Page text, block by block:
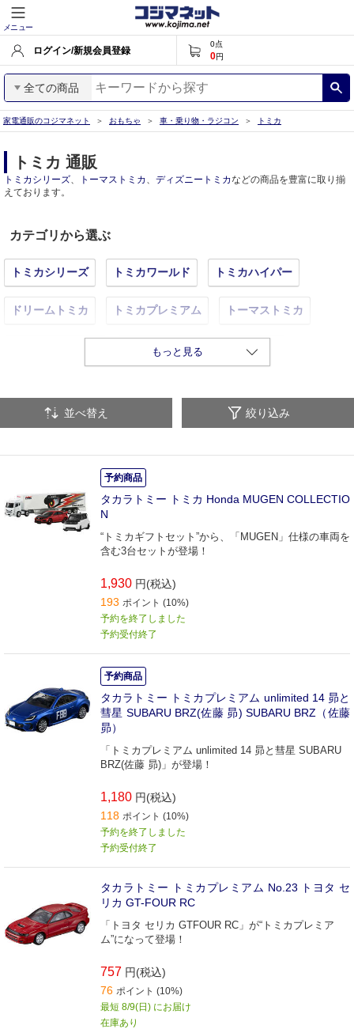
メニュー
ログイン/新規会員登録
0点
0円
全ての商品
家電通販のコジマネット おもちゃ 車・乗り物・ラジコン トミカ
トミカ 通販
トミカシリーズ、 トーマストミカ 、 ディズニートミカなどの商品を豊富に取り揃
えております。
カテゴリから選ぶ
トミカシリーズ トミカワールド トミカハイパー
ドリームトミカ トミカプレミアム トーマストミカ
トミカリミテッドヴィンテージ
もっと見る
並べ替え 絞り込み
予約商品
タカラトミー トミカ Honda MUGEN COLLECTIO
N
“トミカギフトセット”から、「MUGEN」仕様の車両を
含む3台セットが登場！
1,930 円(税込)
193 ポイント (10%)
予約を終了しました
予約受付終了
予約商品
タカラトミー トミカプレミアム unlimited 14 昴と
彗星 SUBARU BRZ(佐藤 昴) SUBARU BRZ（佐藤
昴）
「トミカプレミアム unlimited 14 昴と彗星 SUBARU
BRZ(佐藤 昴)」が登場！
1,180 円(税込)
118 ポイント (10%)
予約を終了しました
予約受付終了
タカラトミー トミカプレミアム No.23 トヨタ セ
リカ GT-FOUR RC
「トヨタ セリカ GTFOUR RC」が“トミカプレミア
ム”になって登場！
757 円(税込)
76 ポイント (10%)
最短 8/9(日) にお届け
在庫あり